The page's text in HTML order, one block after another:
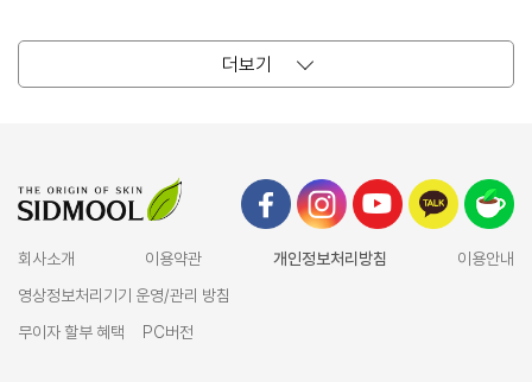
더보기
회사소개 이용약관 개인정보처리방침
이용안내
영상정보처리기기 운영/관리 방침
무이자 할부 혜택
PC버전